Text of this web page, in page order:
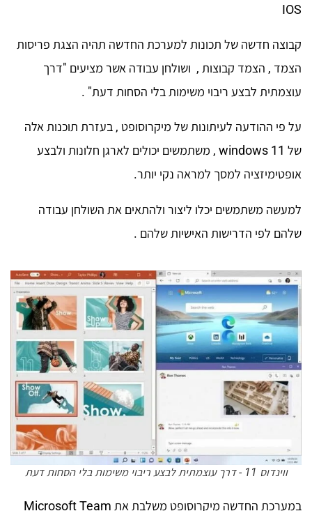
IOS
קבוצה חדשה של תכונות למערכת החדשה תהיה הצגת פריסות
הצמד , הצמד קבוצות , ושולחן עבודה אשר מציעים "דרך
עוצמתית לבצע ריבוי משימות בלי הסחות דעת" .
על פי ההודעה לעיתונות של מיקרוסופט , בעזרת תוכנות אלה
של windows 11 , משתמשים יכולים לארגן חלונות ולבצע
אופטימיזציה למסך למראה נקי יותר.
למעשה משתמשים יכלו ליצור ולהתאים את השולחן עבודה
שלהם לפי הדרישות האישיות שלהם .
ווינדוס 11 - דרך עוצמתית לבצע ריבוי משימות בלי הסחות דעת
במערכת החדשה מיקרוסופט משלבת את Microsoft Team